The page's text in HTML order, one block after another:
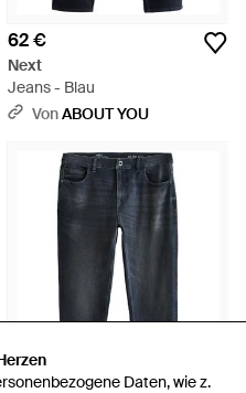
Daten, wie z.
Daten, wie z.
62 €
Next
Jeans - Blau
VonABOUT YOU